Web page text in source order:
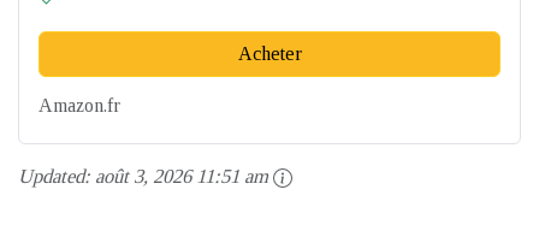
Acheter
Amazon.fr
Updated: août 3, 2026 11:51 am